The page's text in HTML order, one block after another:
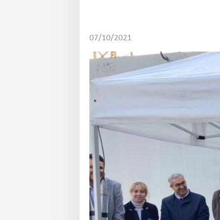
07/10/2021